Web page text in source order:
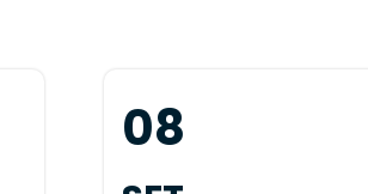
08